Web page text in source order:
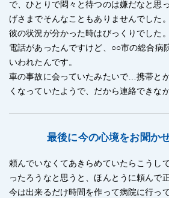
で、ひとりで悶々と待つのは嫌だなと思
げさまでそんなこともありませんでした。
彼の状況が分かった時はびっくりでした
電話があったんですけど、○○市の総合病
いわれたんです。
車の事故に会っていたみたいで…携帯と
くなっていたようで、だから連絡できな
最後に今の心境をお聞か
頼んでいなくてあきらめていたらこうし
ったろうなと思うと、ほんとうに頼んで
今は出来るだけ時間を作って病院に行っ